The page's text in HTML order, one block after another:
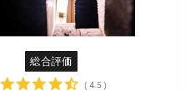
総合評価
( 4.5 )